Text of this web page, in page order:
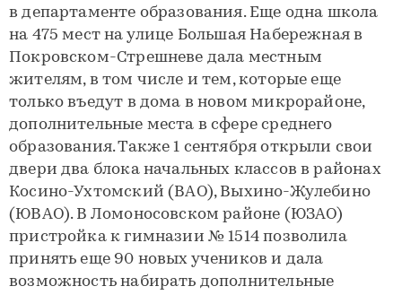
в департаменте образования. Еще одна школа
на 475 мест на улице Большая Набережная в
Покровском-Стрешневе дала местным
жителям, в том числе и тем, которые еще
только въедут в дома в новом микрорайоне,
дополнительные места в сфере среднего
образования. Также 1 сентября открыли свои
двери два блока начальных классов в районах
Косино-Ухтомский (ВАО), Выхино-Жулебино
(ЮВАО). В Ломоносовском районе (ЮЗАО)
пристройка к гимназии № 1514 позволила
принять еще 90 новых учеников и дала
возможность набирать дополнительные